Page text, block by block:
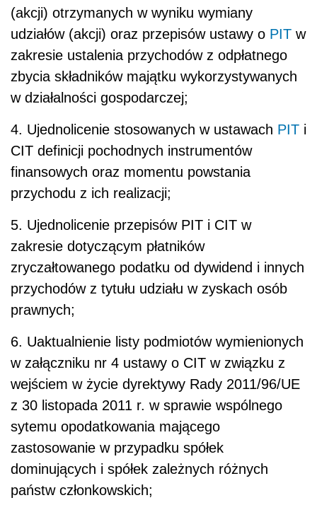
(akcji) otrzymanych w wyniku wymiany
udziałów (akcji) oraz przepisów ustawy o PIT w
zakresie ustalenia przychodów z odpłatnego
zbycia składników majątku wykorzystywanych
w działalności gospodarczej;
4. Ujednolicenie stosowanych w ustawach PIT i
CIT definicji pochodnych instrumentów
finansowych oraz momentu powstania
przychodu z ich realizacji;
5. Ujednolicenie przepisów PIT i CIT w
zakresie dotyczącym płatników
zryczałtowanego podatku od dywidend i innych
przychodów z tytułu udziału w zyskach osób
prawnych;
6. Uaktualnienie listy podmiotów wymienionych
w załączniku nr 4 ustawy o CIT w związku z
wejściem w życie dyrektywy Rady 2011/96/UE
z 30 listopada 2011 r. w sprawie wspólnego
sytemu opodatkowania mającego
zastosowanie w przypadku spółek
dominujących i spółek zależnych różnych
państw członkowskich;